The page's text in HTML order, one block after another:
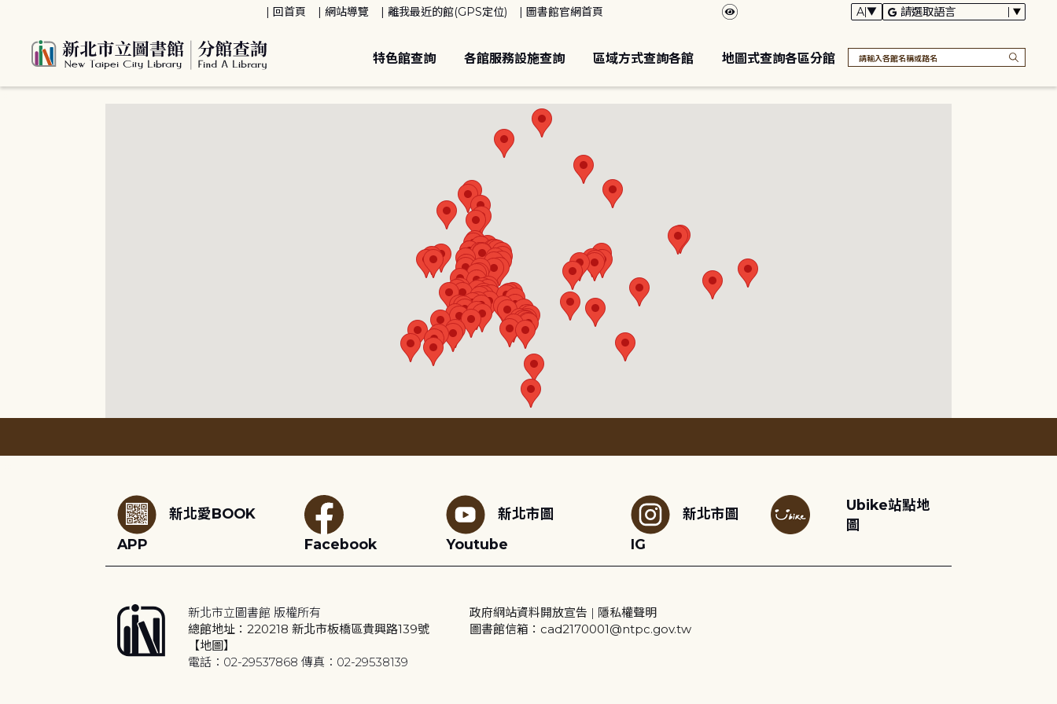
回首頁 網站導覽 離我最近的館(GPS定位) 圖書館官網首頁
特色館查詢 各館服務設施查詢 區域方式查詢各館 地圖式查詢各區分館
新北愛BOOK
APP
Facebook
新北市圖
Youtube
新北市圖
IG
Ubike站點地
圖
新北市立圖書館 版權所有
總館地址：220218 新北市板橋區貴興路139號
【地圖】
電話：02-29537868 傳真：02-29538139
政府網站資料開放宣告 | 隱私權聲明
圖書館信箱：cad2170001@ntpc.gov.tw